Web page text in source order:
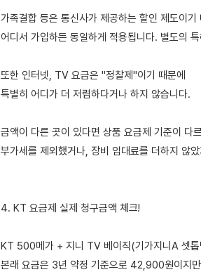
가족결합 등은 통신사가 제공하는 할인 제도이기
어디서 가입하든 동일하게 적용됩니다. 별도의
또한 인터넷, TV 요금은 "정찰제"이기 때문에
특별히 어디가 더 저렴하다거나 하지 않습니다.
금액이 다른 곳이 있다면 상품 요금제 기준이 다
부가세를 제외했거나, 장비 임대료를 더하지 않
4. KT 요금제 실제 청구금액 체크!
KT 500메가 + 지니 TV 베이직(기가지니A 셋톱
본래 요금은 3년 약정 기준으로 42,900원이지만